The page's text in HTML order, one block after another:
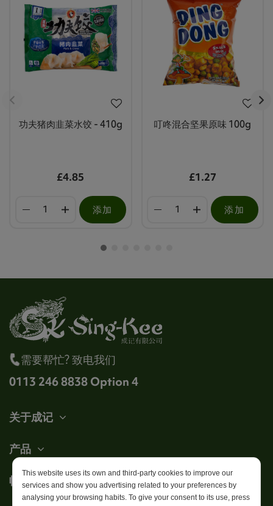
功夫猪肉韭菜水饺 - 410g
£4.85
添加
叮咚混合坚果原味 100g
£1.27
添加
需要帮忙? 致电我们
0113 246 8838 Option 4
关于成记
产品
帐户This website uses its own and third-party cookies to improve our
services and show you advertising related to your preferences by
analysing your browsing habits. To give your consent to its use, press